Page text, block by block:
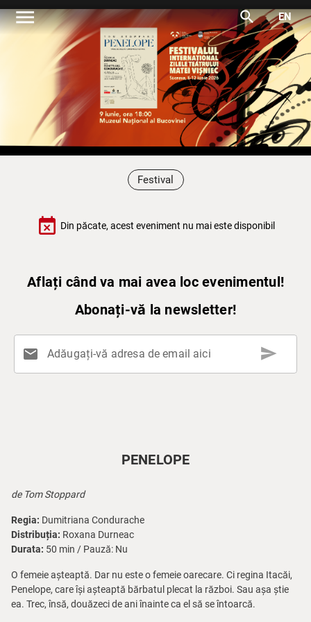
menu search EN
Festival
event_busy Din păcate, acest eveniment nu mai este disponibil
Aflați când va mai avea loc evenimentul!
Abonați-vă la newsletter!
mail Adăugați-vă adresa de email aici send
PENELOPE
de Tom Stoppard
Regia: Dumitriana Condurache
Distribuția: Roxana Durneac
Durata: 50 min / Pauză: Nu
O femeie așteaptă. Dar nu este o femeie oarecare. Ci regina Itacăi,
Penelope, care își așteaptă bărbatul plecat la război. Sau așa știe
ea. Trec, însă, douăzeci de ani înainte ca el să se întoarcă.